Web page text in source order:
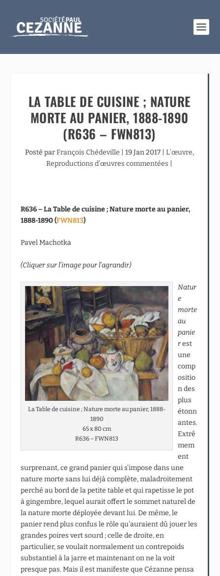
LA TABLE DE CUISINE ; NATURE
MORTE AU PANIER, 1888-1890
(R636 – FWN813)
Posté parFrançois Chédeville 19 Jan 2017| L’œuvre,
Reproductions d’œuvres commentées
R636 – La Table de cuisine ; Nature morte au panier,
1888-1890 (FWN813)
Pavel Machotka
(Cliquer sur l’image pour l’agrandir)
La Table de cuisine ; Nature morte au panier, 1888-
1890
65 x 80 cm
R636 – FWN813
Natur
e
morte
au
panie
rest
une
comp
ositio
n des
plus
étonn
antes.
Extrê
mem
ent
surprenant, ce grand panier qui s’impose dans une
nature morte sans lui déjà complète, maladroitement
perché au bord de la petite table et qui rapetisse le pot
à gingembre, lequel aurait offert le sommet naturel de
la nature morte déployée devant lui. De même, le
panier rend plus confus le rôle qu’auraient dû jouer les
grandes poires vert sourd ; celle de droite, en
particulier, se voulait normalement un contrepoids
substantiel à la jarre et maintenant on ne la voit
presque pas. Mais il est manifeste que Cézanne pensa